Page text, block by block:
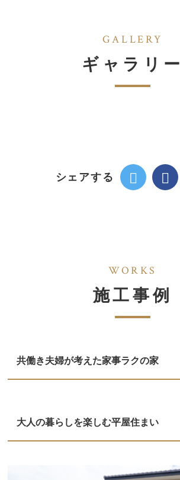
GALLERY
ギャラリー
シェアする
WORKS
施工事例
共働き夫婦が考えた家事ラクの家
大人の暮らしを楽しむ平屋住まい